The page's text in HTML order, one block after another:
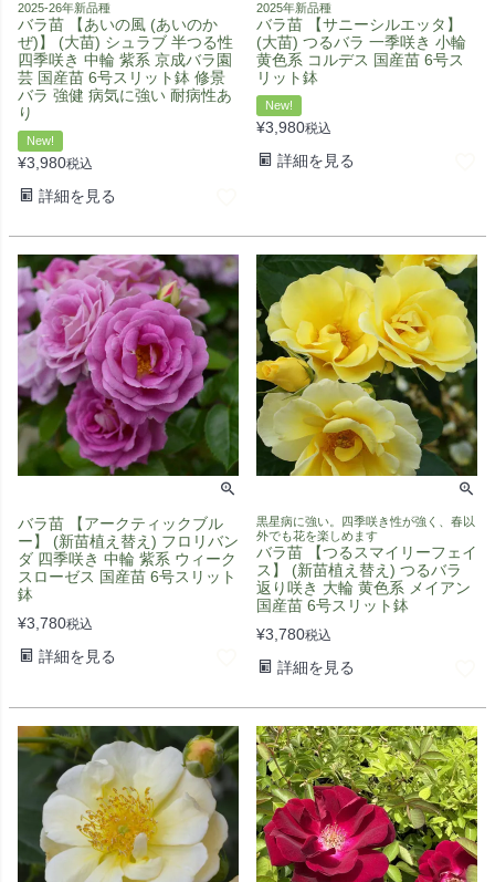
2025-26年新品種
バラ苗 【あいの風 (あいのか
ぜ)】 (大苗) シュラブ 半つる性
四季咲き 中輪 紫系 京成バラ園
芸 国産苗 6号スリット鉢 修景
バラ 強健 病気に強い 耐病性あ
り
New!
¥3,980税込
詳細を見る
2025年新品種
バラ苗 【サニーシルエッタ】
(大苗) つるバラ 一季咲き 小輪
黄色系 コルデス 国産苗 6号ス
リット鉢
New!
¥3,980税込
詳細を見る
バラ苗 【アークティックブル
ー】 (新苗植え替え) フロリバン
ダ 四季咲き 中輪 紫系 ウィーク
スローゼス 国産苗 6号スリット
鉢
¥3,780税込
詳細を見る
黒星病に強い。四季咲き性が強く、春以
外でも花を楽しめます
バラ苗 【つるスマイリーフェイ
ス】 (新苗植え替え) つるバラ
返り咲き 大輪 黄色系 メイアン
国産苗 6号スリット鉢
¥3,780税込
詳細を見る